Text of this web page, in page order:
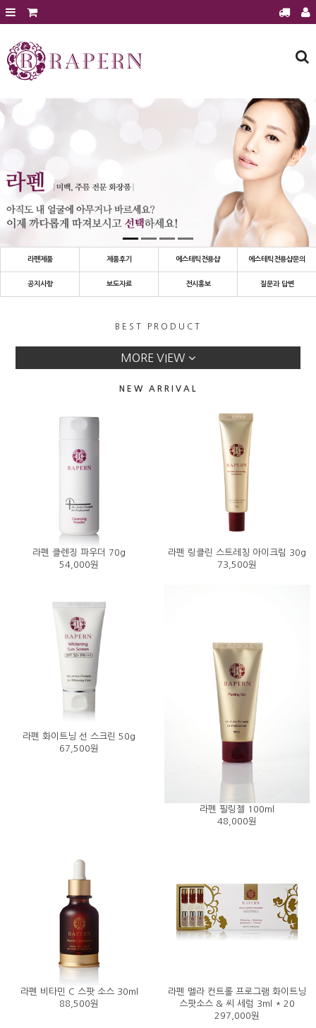
회원가입 로그인
에스테틱 전용샵
에스테틱샵 이달의 행사
제품후기
공지사항
전시홍보
질문과 답변
라펜제품 제품후기 에스테틱전용샵 에스테틱전용샵문의
공지사항 보도자료 전시홍보 질문과 답변
BEST PRODUCT
MORE VIEW
NEW ARRIVAL
라펜 클렌징 파우더 70g
54,000원
라펜 링클린 스트레칭 아이크림 30g
73,500원
라펜 화이트닝 선 스크린 50g
67,500원
라펜 필링젤 100ml
48,000원
라펜 비타민 C 스팟 소스 30ml
88,500원
라펜 멜라 컨트롤 프로그램 화이트닝
스팟소스 & 씨 세럼 3ml * 20
297,000원